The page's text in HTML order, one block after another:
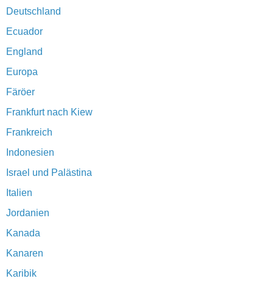
Deutschland
Ecuador
England
Europa
Färöer
Frankfurt nach Kiew
Frankreich
Indonesien
Israel und Palästina
Italien
Jordanien
Kanada
Kanaren
Karibik